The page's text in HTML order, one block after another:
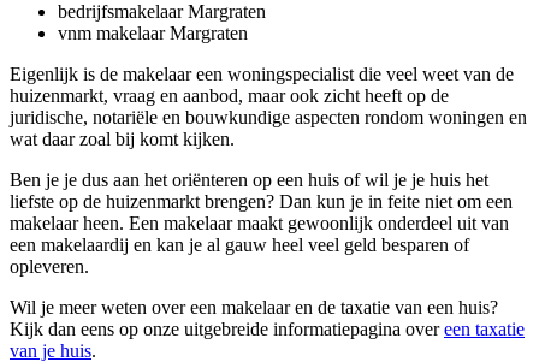
bedrijfsmakelaar Margraten
vnm makelaar Margraten
Eigenlijk is de makelaar een woningspecialist die veel weet van de
huizenmarkt, vraag en aanbod, maar ook zicht heeft op de
juridische, notariële en bouwkundige aspecten rondom woningen en
wat daar zoal bij komt kijken.
Ben je je dus aan het oriënteren op een huis of wil je je huis het
liefste op de huizenmarkt brengen? Dan kun je in feite niet om een
makelaar heen. Een makelaar maakt gewoonlijk onderdeel uit van
een makelaardij en kan je al gauw heel veel geld besparen of
opleveren.
Wil je meer weten over een makelaar en de taxatie van een huis?
Kijk dan eens op onze uitgebreide informatiepagina overeen taxatie
van je huis.